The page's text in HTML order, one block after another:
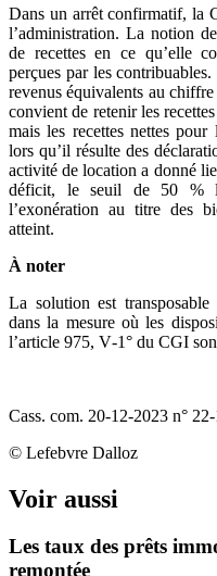
Dans un arrêt confirmatif, la
l’administration. La notion
de recettes en ce qu’elle
perçues par les
revenus équivalents au
convient de retenir les
mais les recettes nettes
lors qu’il résulte des
activité de location a donné
déficit, le seuil de 50 %
l’exonération au titre des
atteint.
À noter
La solution est
dans la mesure où les
l’article 975, V‑1° du CGI
Cass. com. 20‑12‑2023 n°
© Lefebvre Dalloz
Voir aussi
Les taux des prêts
remontée